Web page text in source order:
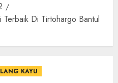
Terbaik Di Tirtohargo Bantul
KAYU